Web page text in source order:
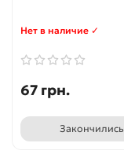
Нет в наличие ✓
67 грн.
Закончились